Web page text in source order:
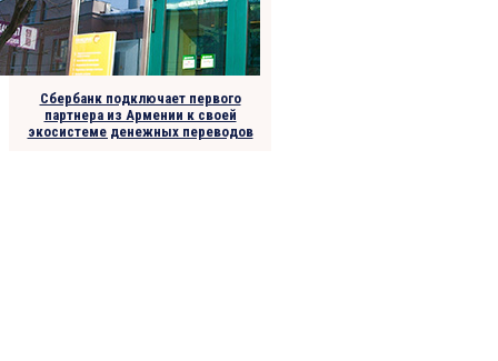
Сбербанк подключает первого
партнера из Армении к своей
экосистеме денежных переводов